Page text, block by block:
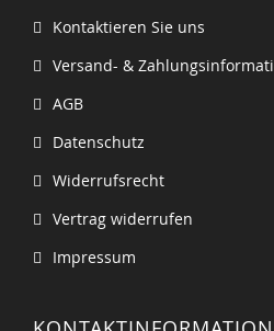
Kontaktieren Sie uns
Versand- &
AGB
Datenschutz
Widerrufsrecht
Vertrag widerrufen
Impressum